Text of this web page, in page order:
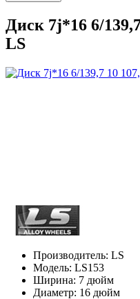
Диск 7j*16 6/
LS
Производитель: LS
Модель: LS153
Ширина: 7 дюйм
Диаметр: 16 дюйм